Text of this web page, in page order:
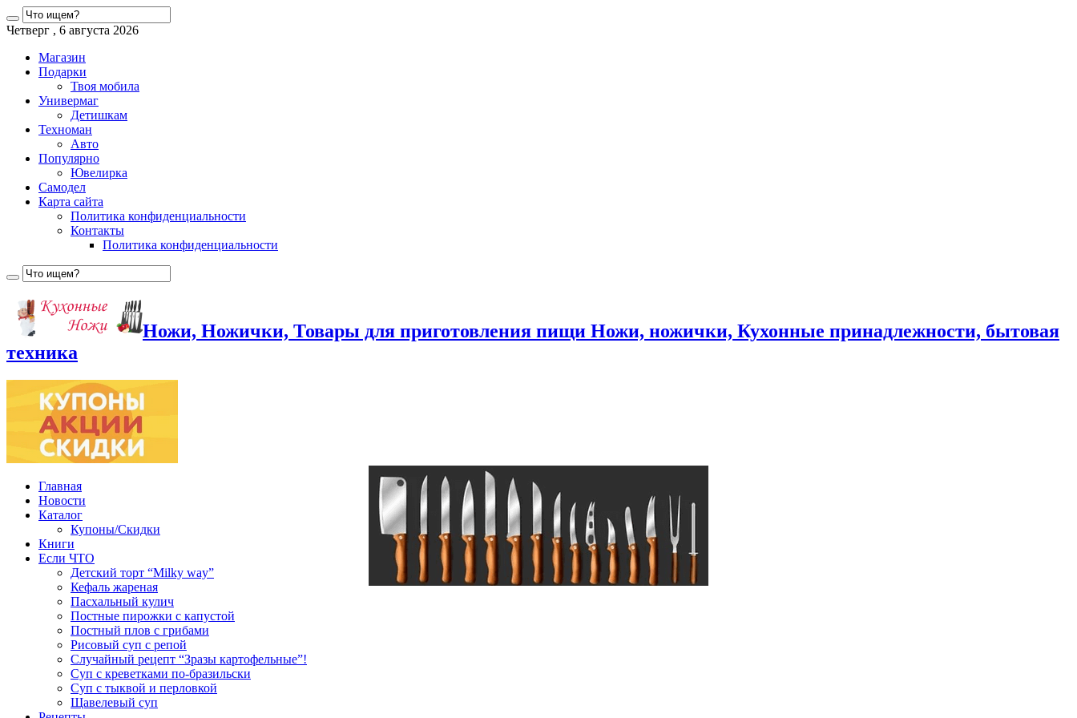
Четверг , 6 августа 2026
Магазин
Подарки
Твоя мобила
Универмаг
Детишкам
Техноман
Авто
Популярно
Ювелирка
Самодел
Карта сайта
Политика конфиденциальности
Контакты
Политика конфиденциальности
Ножи, Ножички, Товары для приготовления пищи Ножи, ножички, Кухонные принадлежности, бытовая
техника
Главная
Новости
Каталог
Купоны/Скидки
Книги
Если ЧТО
Детский торт “Milky way”
Кефаль жареная
Пасхальный кулич
Постные пирожки с капустой
Постный плов с грибами
Рисовый суп с репой
Случайный рецепт “Зразы картофельные”!
Суп с креветками по-бразильски
Суп с тыквой и перловкой
Щавелевый суп